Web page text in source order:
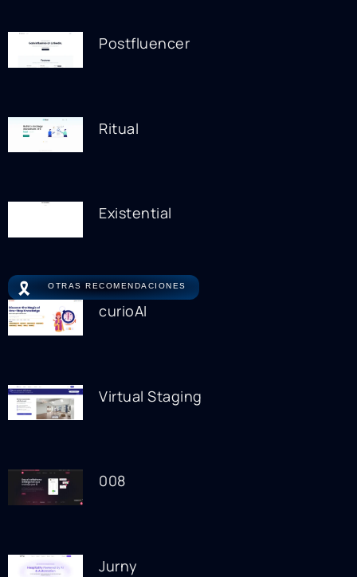
Postfluencer
Ritual
Existential
🎗️ OTRAS RECOMENDACIONES
curioAI
Virtual Staging
008
Jurny